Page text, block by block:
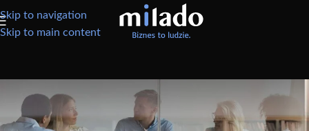
Skip to navigation
Skip to main content
Milado w ramach Dnia dla